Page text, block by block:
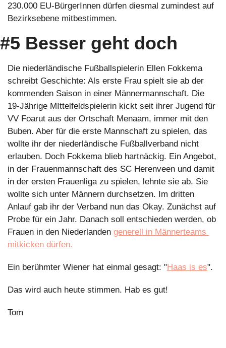
230.000 EU-BürgerInnen dürfen diesmal zumindest auf
Bezirksebene mitbestimmen.
#5 Besser geht doch
Die niederländische Fußballspielerin Ellen Fokkema
schreibt Geschichte: Als erste Frau spielt sie ab der
kommenden Saison in einer Männermannschaft. Die
19-Jährige MIttelfeldspielerin kickt seit ihrer Jugend für
VV Foarut aus der Ortschaft Menaam, immer mit den
Buben. Aber für die erste Mannschaft zu spielen, das
wollte ihr der niederländische Fußballverband nicht
erlauben. Doch Fokkema blieb hartnäckig. Ein Angebot,
in der Frauenmannschaft des SC Herenveen und damit
in der ersten Frauenliga zu spielen, lehnte sie ab. Sie
wollte sich unter Männern durchsetzen. Im dritten
Anlauf gab ihr der Verband nun das Okay. Zunächst auf
Probe für ein Jahr. Danach soll entschieden werden, ob
Frauen in den Niederlanden generell in Männerteams
mitkicken dürfen.
Ein berühmter Wiener hat einmal gesagt: "Haas is es".
Das wird auch heute stimmen. Hab es gut!
Tom